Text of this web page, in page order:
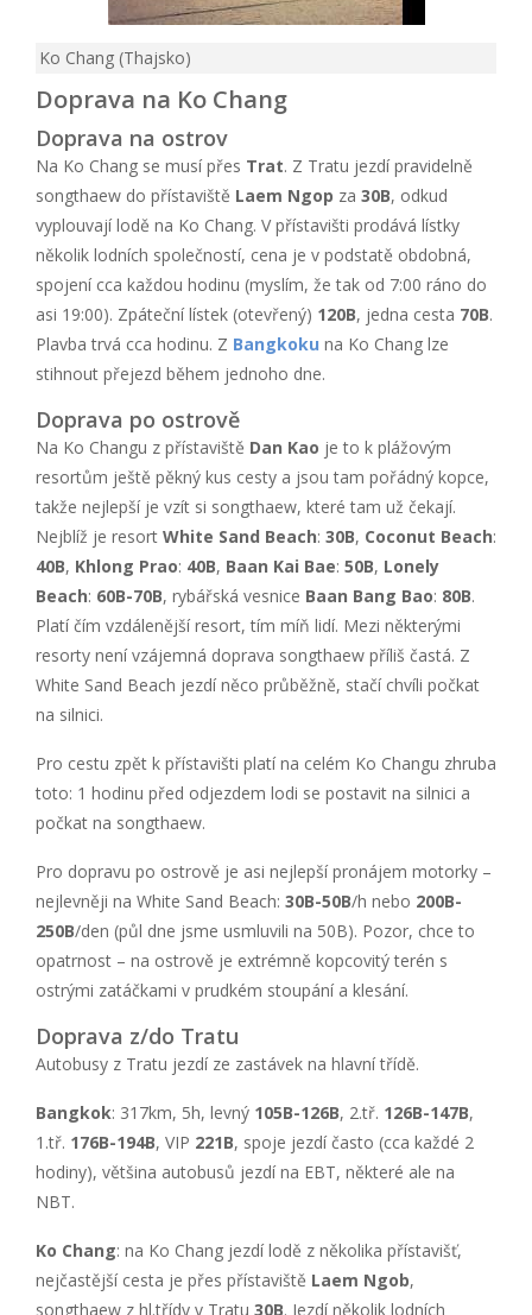
Ko Chang (Thajsko)
Doprava na Ko Chang
Doprava na ostrov
Na Ko Chang se musí přes Trat. Z Tratu jezdí pravidelně
songthaew do přístaviště Laem Ngop za 30B, odkud
vyplouvají lodě na Ko Chang. V přístavišti prodává lístky
několik lodních společností, cena je v podstatě obdobná,
spojení cca každou hodinu (myslím, že tak od 7:00 ráno do
asi 19:00). Zpáteční lístek (otevřený) 120B, jedna cesta 70B.
Plavba trvá cca hodinu. Z Bangkoku na Ko Chang lze
stihnout přejezd během jednoho dne.
Doprava po ostrově
Na Ko Changu z přístaviště Dan Kao je to k plážovým
resortům ještě pěkný kus cesty a jsou tam pořádný kopce,
takže nejlepší je vzít si songthaew, které tam už čekají.
Nejblíž je resort White Sand Beach: 30B, Coconut Beach:
40B, Khlong Prao: 40B, Baan Kai Bae: 50B, Lonely
Beach: 60B-70B, rybářská vesnice Baan Bang Bao: 80B.
Platí čím vzdálenější resort, tím míň lidí. Mezi některými
resorty není vzájemná doprava songthaew příliš častá. Z
White Sand Beach jezdí něco průběžně, stačí chvíli počkat
na silnici.
Pro cestu zpět k přístavišti platí na celém Ko Changu zhruba
toto: 1 hodinu před odjezdem lodi se postavit na silnici a
počkat na songthaew.
Pro dopravu po ostrově je asi nejlepší pronájem motorky –
nejlevněji na White Sand Beach: 30B-50B/h nebo 200B-
250B/den (půl dne jsme usmluvili na 50B). Pozor, chce to
opatrnost – na ostrově je extrémně kopcovitý terén s
ostrými zatáčkami v prudkém stoupání a klesání.
Doprava z/do Tratu
Autobusy z Tratu jezdí ze zastávek na hlavní třídě.
Bangkok: 317km, 5h, levný 105B-126B, 2.tř. 126B-147B,
1.tř. 176B-194B, VIP 221B, spoje jezdí často (cca každé 2
hodiny), většina autobusů jezdí na EBT, některé ale na
NBT.
Ko Chang: na Ko Chang jezdí lodě z několika přístavišť,
nejčastější cesta je přes přístaviště Laem Ngob,
songthaew z hl.třídy v Tratu 30B. Jezdí několik lodních